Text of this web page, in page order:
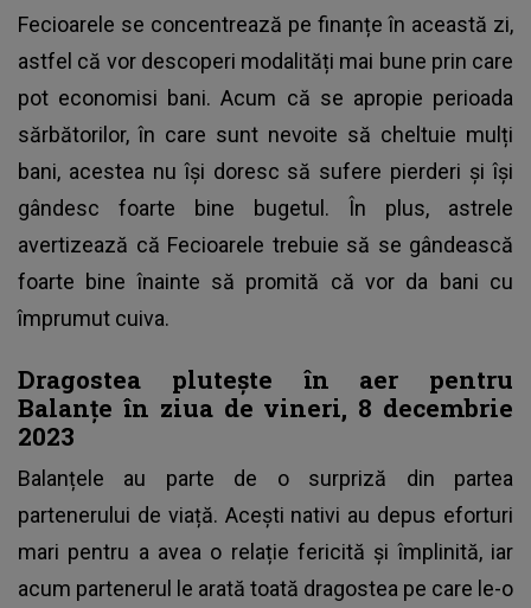
Fecioarele se concentrează pe finanțe în această zi,
astfel că vor descoperi modalități mai bune prin care
pot economisi bani. Acum că se apropie perioada
sărbătorilor, în care sunt nevoite să cheltuie mulți
bani, acestea nu își doresc să sufere pierderi și își
gândesc foarte bine bugetul. În plus, astrele
avertizează că Fecioarele trebuie să se gândească
foarte bine înainte să promită că vor da bani cu
împrumut cuiva.
Dragostea plutește în aer pentru
Balanțe în ziua de vineri, 8 decembrie
2023
Balanțele au parte de o surpriză din partea
partenerului de viață. Acești nativi au depus eforturi
mari pentru a avea o relație fericită și împlinită, iar
acum partenerul le arată toată dragostea pe care le-o